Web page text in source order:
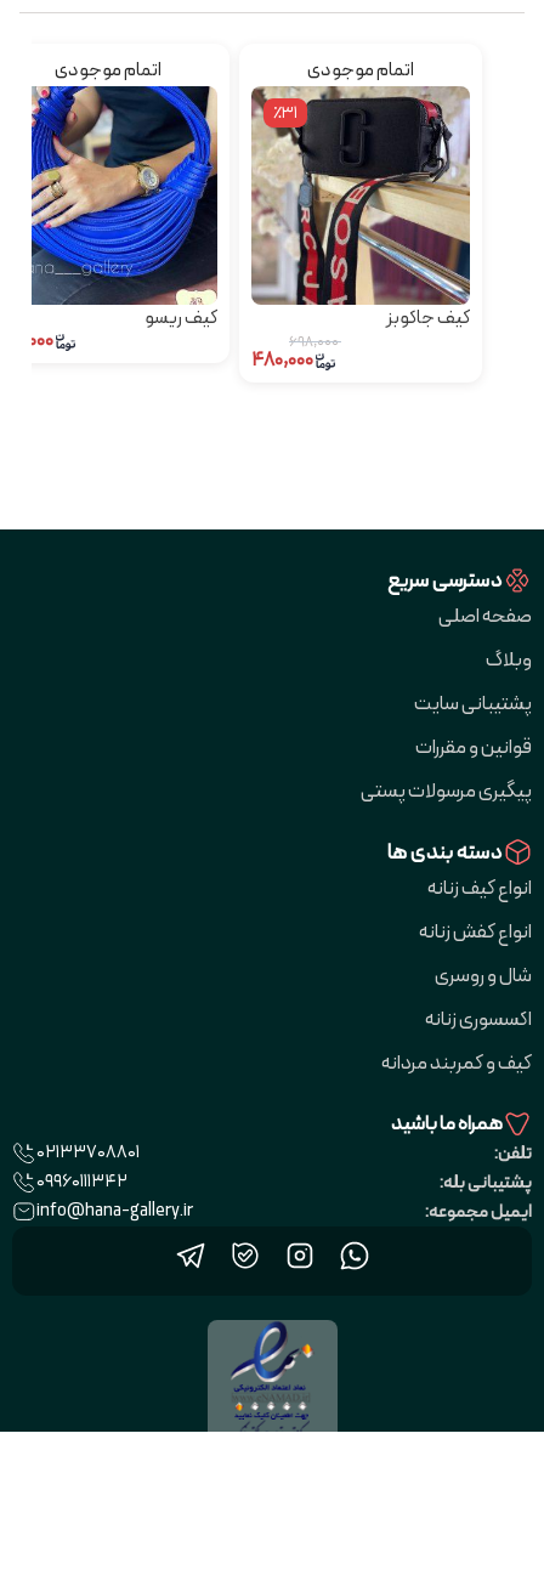
اتمام موجودی
٪31
کیف جاکوبز
۶۹۸,۰۰۰
اتمام موجودی
کیف ریسو
دسترسی سریع
صفحه اصلی
وبلاگ
پشتیبانی سایت
قوانین و مقررات
پیگیری مرسولات پستی
دسته بندی ها
انواع کیف زنانه
انواع کفش زنانه
شال و روسری
اکسسوری زنانه
کیف و کمربند مردانه
همراه ما باشید
تلفن:
02133708801
پشتیبانی بله:
09960111342
ایمیل مجموعه:
info@hana-gallery.ir